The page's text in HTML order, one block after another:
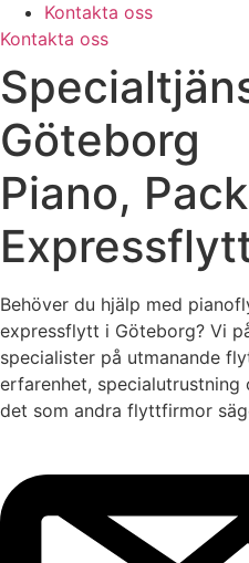
Kontakta oss
Kontakta oss
Göteborg
Piano,
Behöver du hjälp med
expressflytt i Göteborg? Vi
specialister på utmanande
erfarenhet,
det som andra flyttfirmor